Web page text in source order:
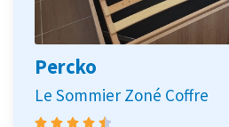
Percko
Le Sommier Zoné Coffre